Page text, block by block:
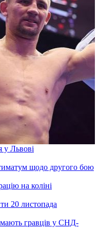
у Львові
щодо другого бою
на коліні
20 листопада
гравців у СНД-